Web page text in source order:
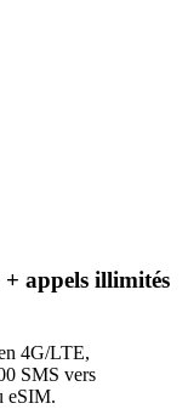
appels illimités
4G/LTE,
SMS vers
eSIM.